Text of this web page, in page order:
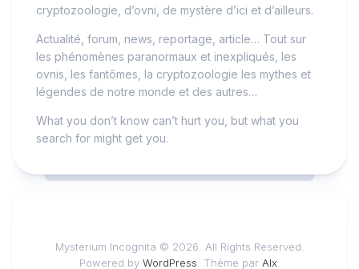
cryptozoologie, d’ovni, de mystère d’ici et d’ailleurs.
Actualité, forum, news, reportage, article… Tout sur
les phénomènes paranormaux et inexpliqués, les
ovnis, les fantômes, la cryptozoologie les mythes et
légendes de notre monde et des autres…
What you don’t know can’t hurt you, but what you
search for might get you.
Mysterium Incognita © 2026. All Rights Reserved.
Powered by WordPress . Thème par Alx